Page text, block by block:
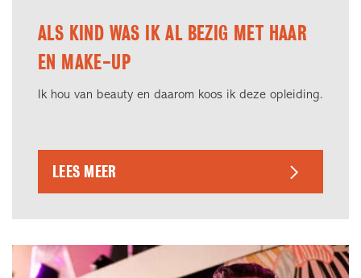
ALS KIND WAS IK AL BEZIG MET HAAR
EN MAKE-UP
Ik hou van beauty en daarom koos ik deze opleiding.
LEES MEER